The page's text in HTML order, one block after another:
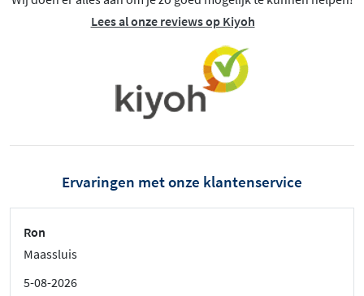
Lees al onze reviews op Kiyoh
Ervaringen met onze klantenservice
Ron
Maassluis
5-08-2026